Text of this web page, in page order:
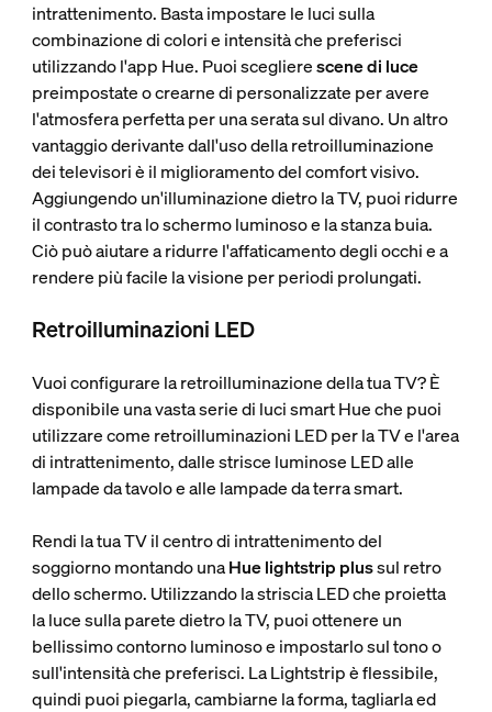
intrattenimento. Basta impostare le luci sulla
combinazione di colori e intensità che preferisci
utilizzando l'app Hue. Puoi sceglierescene di luce
preimpostate o crearne di personalizzate per avere
l'atmosfera perfetta per una serata sul divano. Un altro
vantaggio derivante dall'uso della retroilluminazione
dei televisori è il miglioramento del comfort visivo.
Aggiungendo un'illuminazione dietro la TV, puoi ridurre
il contrasto tra lo schermo luminoso e la stanza buia.
Ciò può aiutare a ridurre l'affaticamento degli occhi e a
rendere più facile la visione per periodi prolungati.
Retroilluminazioni LED
Vuoi configurare la retroilluminazione della tua TV? È
disponibile una vasta serie di luci smart Hue che puoi
utilizzare come retroilluminazioni LED per la TV e l'area
di intrattenimento, dalle strisce luminose LED alle
lampade da tavolo e alle lampade da terra smart.
Rendi la tua TV il centro di intrattenimento del
soggiorno montando unaHue lightstrip plussul retro
dello schermo. Utilizzando la striscia LED che proietta
la luce sulla parete dietro la TV, puoi ottenere un
bellissimo contorno luminoso e impostarlo sul tono o
sull'intensità che preferisci. La Lightstrip è flessibile,
quindi puoi piegarla, cambiarne la forma, tagliarla ed